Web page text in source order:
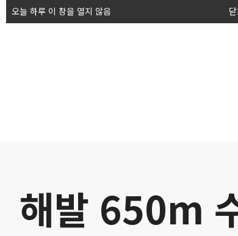
해발 650m
오늘 하루 이 창을 열지 않음